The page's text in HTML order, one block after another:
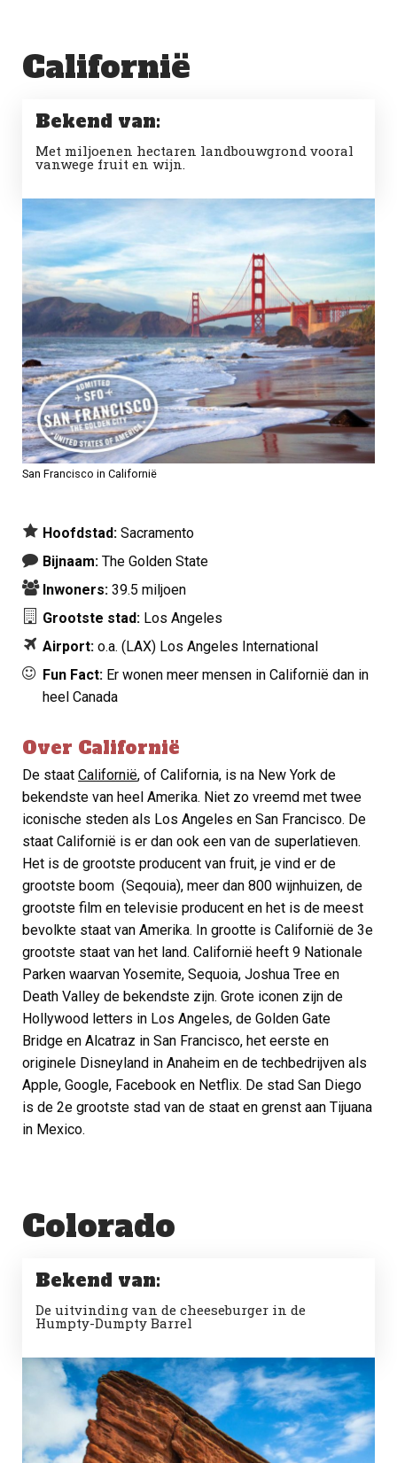
Californië
Bekend van:
Met miljoenen hectaren landbouwgrond vooral
vanwege fruit en wijn.
San Francisco in Californië
Hoofdstad: Sacramento
Bijnaam: The Golden State
Inwoners: 39.5 miljoen
Grootste stad: Los Angeles
Airport: o.a. (LAX) Los Angeles International
Fun Fact: Er wonen meer mensen in Californië dan in
heel Canada
Over Californië
De staatCalifornië, of California, is na New York de
bekendste van heel Amerika. Niet zo vreemd met twee
iconische steden als Los Angeles en San Francisco. De
staat Californië is er dan ook een van de superlatieven.
Het is de grootste producent van fruit, je vind er de
grootste boom (Seqouia), meer dan 800 wijnhuizen, de
grootste film en televisie producent en het is de meest
bevolkte staat van Amerika. In grootte is Californië de 3e
grootste staat van het land. Californië heeft 9 Nationale
Parken waarvan Yosemite, Sequoia, Joshua Tree en
Death Valley de bekendste zijn. Grote iconen zijn de
Hollywood letters in Los Angeles, de Golden Gate
Bridge en Alcatraz in San Francisco, het eerste en
originele Disneyland in Anaheim en de techbedrijven als
Apple, Google, Facebook en Netflix. De stad San Diego
is de 2e grootste stad van de staat en grenst aan Tijuana
in Mexico.
Colorado
Bekend van:
De uitvinding van de cheeseburger in de
Humpty-Dumpty Barrel